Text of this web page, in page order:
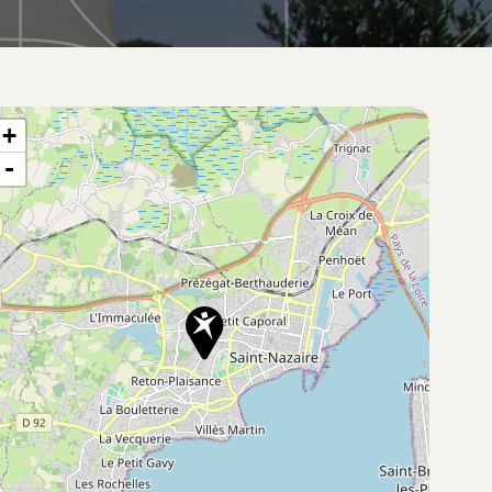
situation du bien
+
-